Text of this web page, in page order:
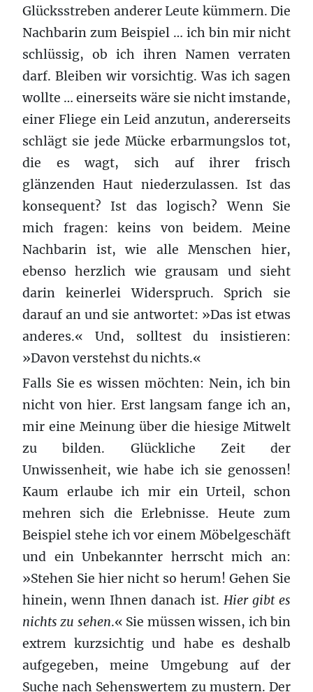
Glücksstreben anderer Leute kümmern. Die
Nachbarin zum Beispiel … ich bin mir nicht
schlüssig, ob ich ihren Namen verraten
darf. Bleiben wir vorsichtig. Was ich sagen
wollte … einerseits wäre sie nicht imstande,
einer Fliege ein Leid anzutun, andererseits
schlägt sie jede Mücke erbarmungslos tot,
die es wagt, sich auf ihrer frisch
glänzenden Haut niederzulassen. Ist das
konsequent? Ist das logisch? Wenn Sie
mich fragen: keins von beidem. Meine
Nachbarin ist, wie alle Menschen hier,
ebenso herzlich wie grausam und sieht
darin keinerlei Widerspruch. Sprich sie
darauf an und sie antwortet: »Das ist etwas
anderes.« Und, solltest du insistieren:
»Davon verstehst du nichts.«
Falls Sie es wissen möchten: Nein, ich bin
nicht von hier. Erst langsam fange ich an,
mir eine Meinung über die hiesige Mitwelt
zu bilden. Glückliche Zeit der
Unwissenheit, wie habe ich sie genossen!
Kaum erlaube ich mir ein Urteil, schon
mehren sich die Erlebnisse. Heute zum
Beispiel stehe ich vor einem Möbelgeschäft
und ein Unbekannter herrscht mich an:
»Stehen Sie hier nicht so herum! Gehen Sie
hinein, wenn Ihnen danach ist. Hier gibt es
nichts zu sehen.« Sie müssen wissen, ich bin
extrem kurzsichtig und habe es deshalb
aufgegeben, meine Umgebung auf der
Suche nach Sehenswertem zu mustern. Der